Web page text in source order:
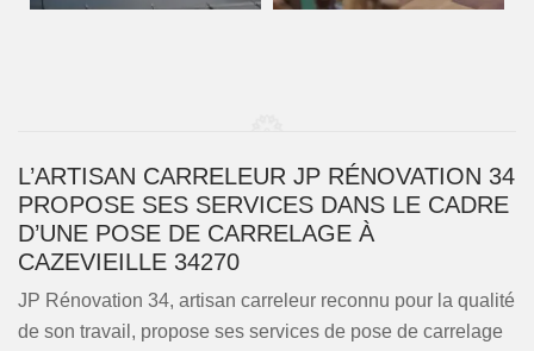
L’ARTISAN CARRELEUR JP RÉNOVATION 34
PROPOSE SES SERVICES DANS LE CADRE
D’UNE POSE DE CARRELAGE À
CAZEVIEILLE 34270
JP Rénovation 34, artisan carreleur reconnu pour la qualité
de son travail, propose ses services de pose de carrelage